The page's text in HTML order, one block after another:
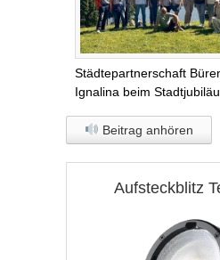
Städtepartnerschaft
Ignalina beim
Beitrag anhören
Aufsteckblitz